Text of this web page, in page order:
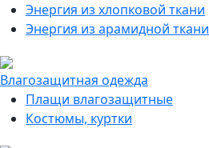
Энергия из хлопковой ткани
Энергия из арамидной ткани
Влагозащитная одежда
Плащи влагозащитные
Костюмы, куртки